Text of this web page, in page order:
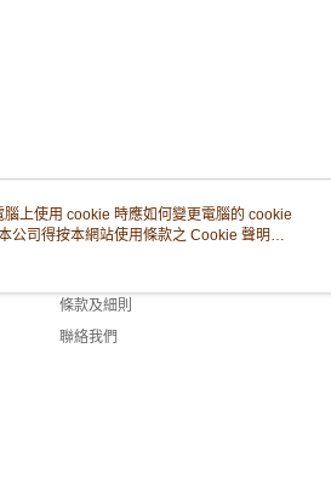
客戶服務
條款及細則
聯絡我們
上使用 cookie 時應如何變更電腦的 cookie
公司得按本網站使用條款之 Cookie 聲明使